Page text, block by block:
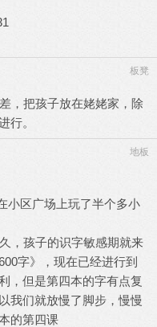
板凳
，把孩子放在姥姥家，除
行。
地板
小区广场上玩了半个多小
，孩子的识字敏感期就来
字》，现在已经进行到
，但是第四本的字有点复
我们就放慢了脚步，慢慢
的第四课